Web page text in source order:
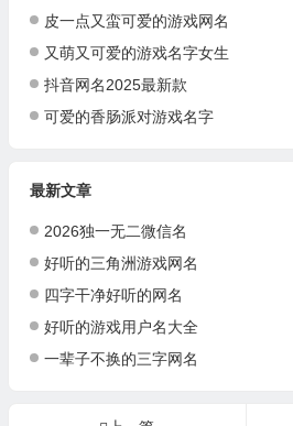
皮一点又蛮可爱的游戏网名
又萌又可爱的游戏名字女生
抖音网名2025最新款
可爱的香肠派对游戏名字
最新文章
2026独一无二微信名
好听的三角洲游戏网名
四字干净好听的网名
好听的游戏用户名大全
一辈子不换的三字网名